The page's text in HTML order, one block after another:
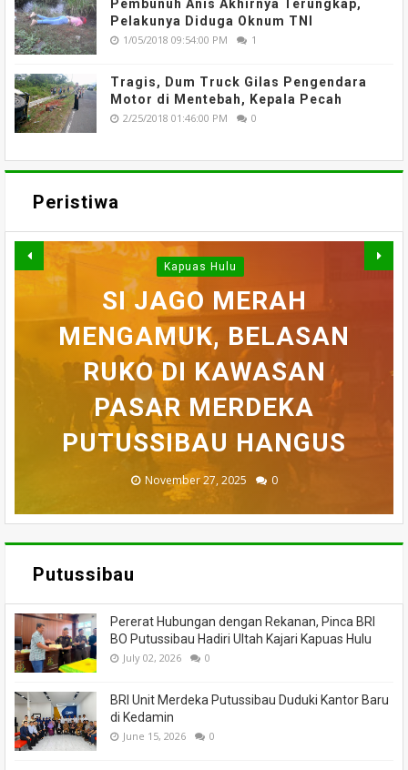
Pembunuh Anis Akhirnya Terungkap,
Pelakunya Diduga Oknum TNI
1/05/2018 09:54:00 PM 1
Tragis, Dum Truck Gilas Pengendara
Motor di Mentebah, Kepala Pecah
2/25/2018 01:46:00 PM 0
Peristiwa
WARGA DESA SEI AJUNG
YANG DILAPORKAN
HILANG SAAT
MEMANCING DITEMUKAN
MENINGGAL DUNIA
July 05, 2026 0
Kapuas Hulu
SI JAGO MERAH
MENGAMUK, BELASAN
RUKO DI KAWASAN
PASAR MERDEKA
PUTUSSIBAU HANGUS
November 27, 2025 0
PEDULI KORBAN
KEBAKARAN, KORAMIL
BADAU BERI BANTUAN
March 26, 2025 0
BELASAN TOKO PAKAIAN
DI PUTUSSIBAU LUDES
DILALAP API
March 13, 2025 0
SEMPAT SEKARAT, H
AKHIRNYA TEWAS
SETELAH 'DIHAKIMI'
MASSA
February 18, 2025 0
Putussibau
Pererat Hubungan dengan Rekanan, Pinca BRI
BO Putussibau Hadiri Ultah Kajari Kapuas Hulu
July 02, 2026 0
BRI Unit Merdeka Putussibau Duduki Kantor Baru
di Kedamin
June 15, 2026 0